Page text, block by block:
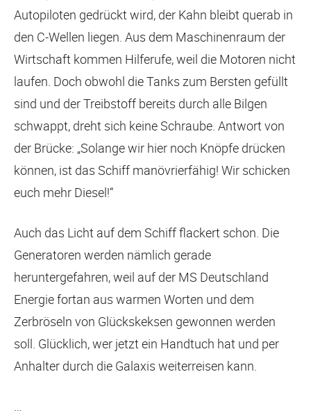
Autopiloten gedrückt wird, der Kahn bleibt querab in
den C-Wellen liegen. Aus dem Maschinenraum der
Wirtschaft kommen Hilferufe, weil die Motoren nicht
laufen. Doch obwohl die Tanks zum Bersten gefüllt
sind und der Treibstoff bereits durch alle Bilgen
schwappt, dreht sich keine Schraube. Antwort von
der Brücke: „Solange wir hier noch Knöpfe drücken
können, ist das Schiff manövrierfähig! Wir schicken
euch mehr Diesel!“
Auch das Licht auf dem Schiff flackert schon. Die
Generatoren werden nämlich gerade
heruntergefahren, weil auf der MS Deutschland
Energie fortan aus warmen Worten und dem
Zerbröseln von Glückskeksen gewonnen werden
soll. Glücklich, wer jetzt ein Handtuch hat und per
Anhalter durch die Galaxis weiterreisen kann.
…